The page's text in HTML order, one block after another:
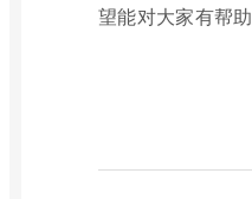
望能对大家有帮助